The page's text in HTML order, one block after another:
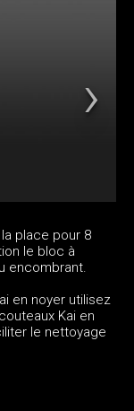
place pour 8
le bloc à
encombrant.
en noyer utilisez
Kai en
le nettoyage